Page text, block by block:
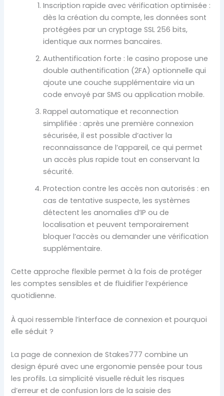
Inscription rapide avec vérification optimisée :
dès la création du compte, les données sont
protégées par un cryptage SSL 256 bits,
identique aux normes bancaires.
Authentification forte : le casino propose une
double authentification (2FA) optionnelle qui
ajoute une couche supplémentaire via un
code envoyé par SMS ou application mobile.
Rappel automatique et reconnection
simplifiée : après une première connexion
sécurisée, il est possible d’activer la
reconnaissance de l’appareil, ce qui permet
un accès plus rapide tout en conservant la
sécurité.
Protection contre les accès non autorisés : en
cas de tentative suspecte, les systèmes
détectent les anomalies d’IP ou de
localisation et peuvent temporairement
bloquer l’accès ou demander une vérification
supplémentaire.
Cette approche flexible permet à la fois de protéger
les comptes sensibles et de fluidifier l’expérience
quotidienne.
À quoi ressemble l’interface de connexion et pourquoi
elle séduit ?
La page de connexion de Stakes777 combine un
design épuré avec une ergonomie pensée pour tous
les profils. La simplicité visuelle réduit les risques
d’erreur et de confusion lors de la saisie des